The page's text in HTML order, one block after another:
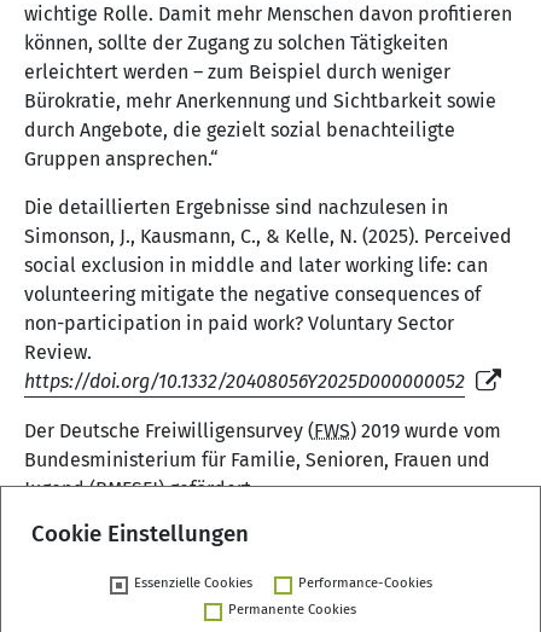
wichtige Rolle. Damit mehr Menschen davon profitieren
können, sollte der Zugang zu solchen Tätigkeiten
erleichtert werden – zum Beispiel durch weniger
Bürokratie, mehr Anerkennung und Sichtbarkeit sowie
durch Angebote, die gezielt sozial benachteiligte
Gruppen ansprechen.“
Die detaillierten Ergebnisse sind nachzulesen in
Simonson, J., Kausmann, C., & Kelle, N. (2025). Perceived
social exclusion in middle and later working life: can
volunteering mitigate the negative consequences of
non-participation in paid work? Voluntary Sector
Review.
https://doi.org/10.1332/20408056Y2025D000000052
Der Deutsche Freiwilligensurvey (FWS) 2019 wurde vom
Bundesministerium für Familie, Senioren, Frauen und
Jugend (BMFSFJ) gefördert.
Zurück
Cookie Einstellungen
Essenzielle Cookies
Performance-Cookies
Permanente Cookies